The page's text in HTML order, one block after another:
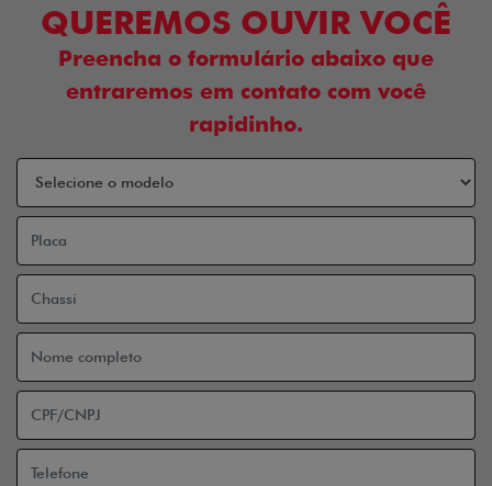
QUEREMOS OUVIR VOCÊ
Preencha o formulário abaixo que
entraremos em contato com você
rapidinho.